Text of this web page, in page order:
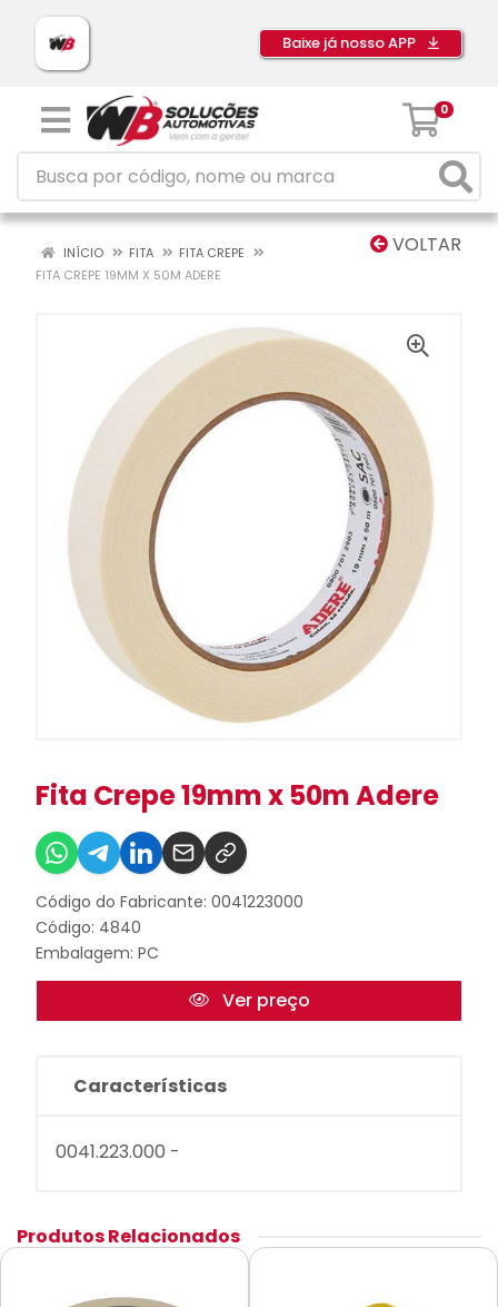
Baixe já nosso APP
0
VOLTAR
INÍCIO FITA
FITA CREPE
FITA CREPE 19MM X 50M ADERE
Fita Crepe 19mm x 50m Adere
Código do Fabricante: 0041223000
Código: 4840
Embalagem: PC
Ver preço
Características
0041.223.000 -
Produtos Relacionados